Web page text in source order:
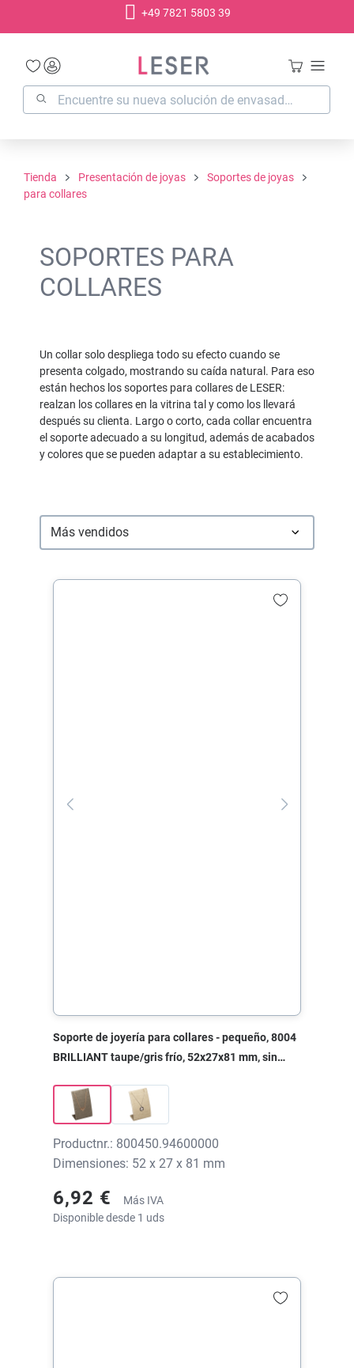
+49 7821 5803 39
Tienda Presentación de joyas
Soportes de joyas
para collares
SOPORTES PARA
COLLARES
Un collar solo despliega todo su efecto cuando se
presenta colgado, mostrando su caída natural. Para eso
están hechos los soportes para collares de LESER:
realzan los collares en la vitrina tal y como los llevará
después su clienta. Largo o corto, cada collar encuentra
el soporte adecuado a su longitud, además de acabados
y colores que se pueden adaptar a su establecimiento.
Soporte de joyería para collares - pequeño, 8004
BRILLIANT taupe/gris frío, 52x27x81 mm, sin
Productnr.: 800450.94600000
Dimensiones: 52 x 27 x 81 mm
6,92 €
Más IVA
Disponible desde 1 uds